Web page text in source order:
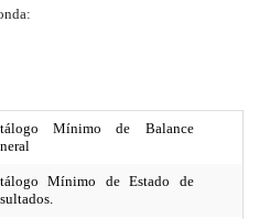
Mínimo de Balance
Mínimo de Estado de